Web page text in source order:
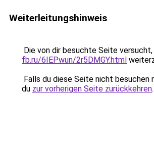
Weiterleitungshinweis
Die von dir besuchte Seite versucht,
fb.ru/6IEPwun/2r5DMGY.html
Falls du diese Seite nicht besuchen
du zur vorherigen Seite zurückkehren.